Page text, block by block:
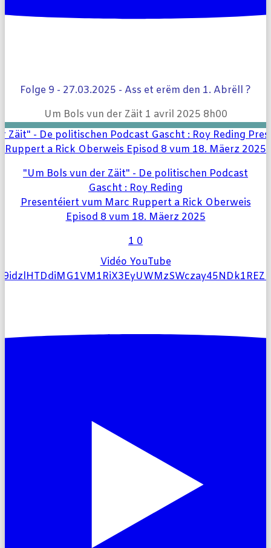
Folge 9 - 27.03.2025 - Ass et erëm den 1. Abrëll ?
Um Bols vun der Zäit 1 avril 2025 8h00
"Um Bols vun der Zäit" - De politischen Podcast
Gascht : Roy Reding
Presentéiert vum Marc Ruppert a Rick Oberweis
Episod 8 vum 18. Mäerz 2025
1 0
Vidéo YouTube